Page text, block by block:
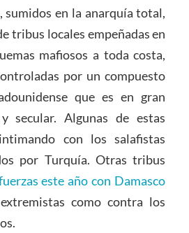
sumidos en la anarquía total,
tribus locales empeñadas en
mafiosos a toda costa,
por un compuesto
que es en gran
secular. Algunas de estas
con los salafistas
por Turquía. Otras tribus
este año con Damasco
como contra los